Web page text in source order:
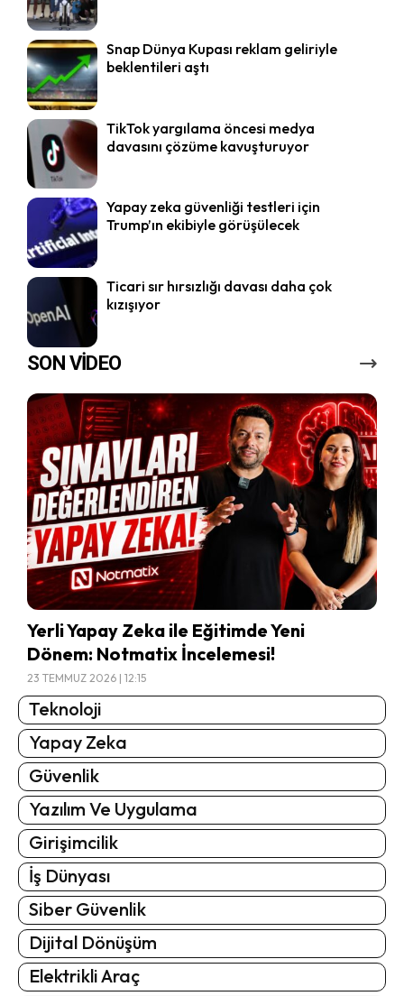
Snap Dünya Kupası reklam geliriyle
beklentileri aştı
TikTok yargılama öncesi medya
davasını çözüme kavuşturuyor
Yapay zeka güvenliği testleri için
Trump’ın ekibiyle görüşülecek
Ticari sır hırsızlığı davası daha çok
kızışıyor
SON VİDEO
Yerli Yapay Zeka ile Eğitimde Yeni
Dönem: Notmatix İncelemesi!
23 TEMMUZ 2026 | 12:15
Teknoloji
Yapay Zeka
Güvenlik
Yazılım Ve Uygulama
Girişimcilik
İş Dünyası
Siber Güvenlik
Dijital Dönüşüm
Elektrikli Araç